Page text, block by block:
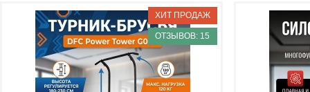
ОТЗЫВОВ: 15